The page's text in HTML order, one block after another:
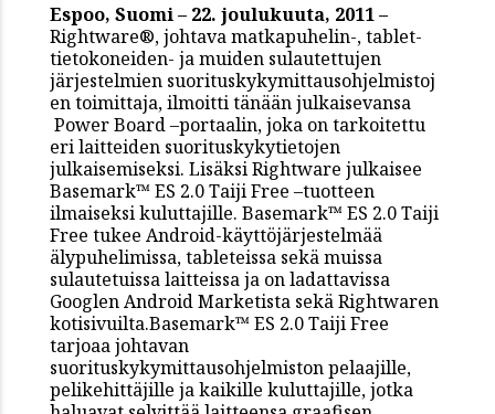
Espoo, Suomi – 22. joulukuuta, 2011 –
Rightware®, johtava matkapuhelin-, tablet-
tietokoneiden- ja muiden sulautettujen
järjestelmien suorituskykymittausohjelmistoj
en toimittaja, ilmoitti tänään julkaisevansa
Power Board –portaalin, joka on tarkoitettu
eri laitteiden suorituskykytietojen
julkaisemiseksi. Lisäksi Rightware julkaisee
Basemark™ ES 2.0 Taiji Free –tuotteen
ilmaiseksi kuluttajille. Basemark™ ES 2.0 Taiji
Free tukee Android-käyttöjärjestelmää
älypuhelimissa, tableteissa sekä muissa
sulautetuissa laitteissa ja on ladattavissa
Googlen Android Marketista sekä Rightwaren
kotisivuilta.Basemark™ ES 2.0 Taiji Free
tarjoaa johtavan
suorituskykymittausohjelmiston pelaajille,
pelikehittäjille ja kaikille kuluttajille, jotka